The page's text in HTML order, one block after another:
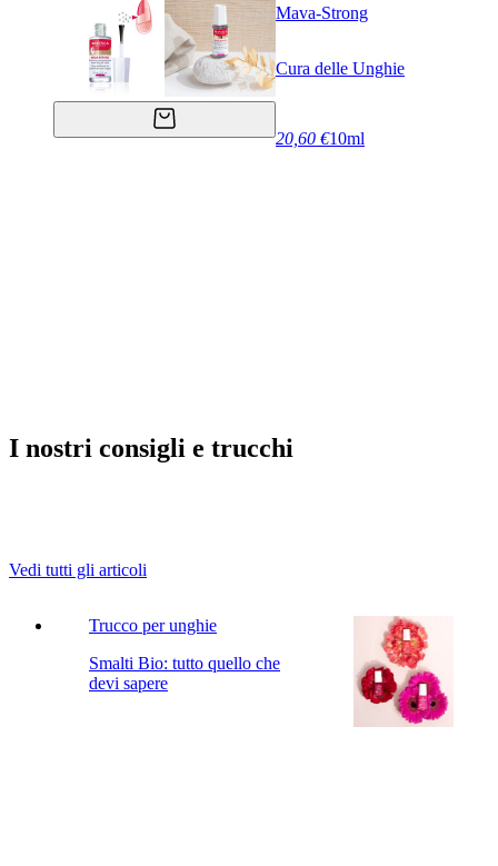
Mava-Strong
Cura delle Unghie
20,60 €10ml
I nostri consigli e trucchi
Vedi tutti gli articoli
Trucco per unghie
Smalti Bio: tutto quello che
devi sapere